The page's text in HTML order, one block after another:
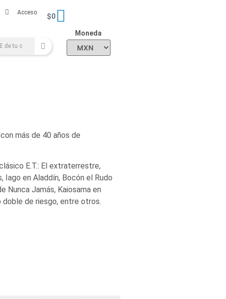
Acceso $0
Moneda
más de 40 años de
E.T.: El extraterrestre,
en Aladdín, Bocón el Rudo
Nunca Jamás, Kaiosama en
doble de riesgo, entre otros.